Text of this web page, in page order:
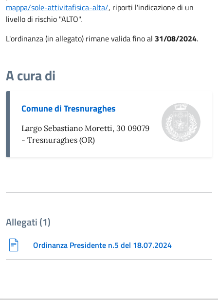
mappa/sole-attivitafisica-alta/, riporti l'indicazione di un
livello di rischio "ALTO".
L'ordinanza (in allegato) rimane valida fino al 31/08/2024.
A cura di
Comune di Tresnuraghes
Largo Sebastiano Moretti, 30 09079
- Tresnuraghes (OR)
Allegati (1)
Ordinanza Presidente n.5 del 18.07.2024